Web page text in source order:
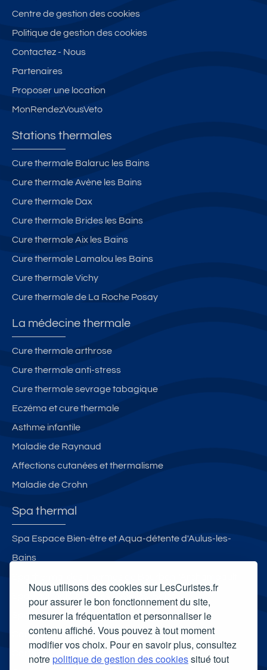
Nous utilisons des cookies sur LesCuristes.fr
pour assurer le bon fonctionnement du site,
mesurer la fréquentation et personnaliser le
contenu affiché. Vous pouvez à tout moment
modifier vos choix. Pour en savoir plus, consultez
notrepolitique de gestion des cookiessitué tout
Centre de gestion des cookies
Politique de gestion des cookies
Contactez - Nous
Partenaires
Proposer une location
MonRendezVousVeto
Stations thermales
Cure thermale Balaruc les Bains
Cure thermale Avène les Bains
Cure thermale Dax
Cure thermale Brides les Bains
Cure thermale Aix les Bains
Cure thermale Lamalou les Bains
Cure thermale Vichy
Cure thermale de La Roche Posay
La médecine thermale
Cure thermale arthrose
Cure thermale anti-stress
Cure thermale sevrage tabagique
Eczéma et cure thermale
Asthme infantile
Maladie de Raynaud
Affections cutanées et thermalisme
Maladie de Crohn
Spa thermal
Spa Espace Bien-être et Aqua-détente d'Aulus-les-
Bains
Spa thermal de Nancy
Carte cadeau spa Vichy
Carte cadeau spa Bagnoles-de-l'Orne